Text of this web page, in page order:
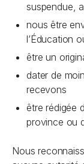
suspendue,
nous être
l’Éducation
être un
dater de
recevons
être rédigée
province ou
Nous